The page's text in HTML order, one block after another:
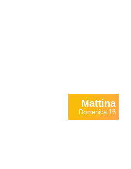
Mattina
Domenica 16